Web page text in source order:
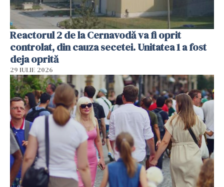
Reactorul 2 de la Cernavodă va fi oprit
controlat, din cauza secetei. Unitatea 1 a fost
deja oprită
29 IULIE 2026